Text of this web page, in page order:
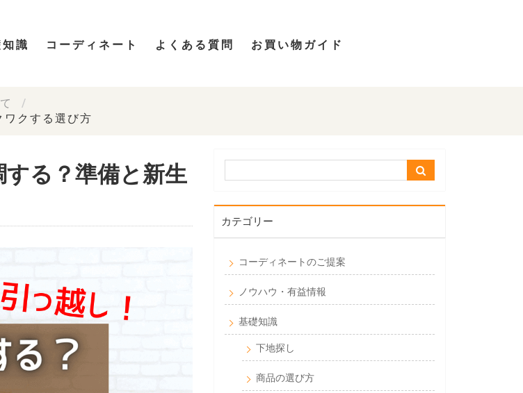
識 コーディネート よくある質問 お買い物ガイド
クする選び方
る？準備と新生
カテゴリー
コーディネートのご提案
ノウハウ・有益情報
基礎知識
下地探し
商品の選び方